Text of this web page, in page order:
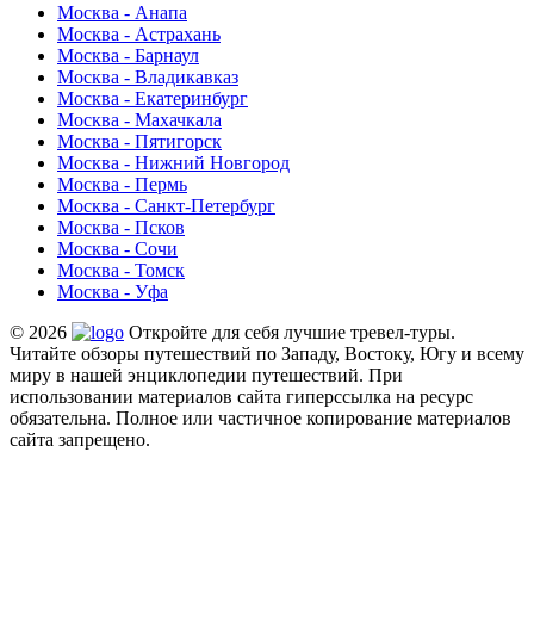
Москва - Анапа
Москва - Астрахань
Москва - Барнаул
Москва - Владикавказ
Москва - Екатеринбург
Москва - Махачкала
Москва - Пятигорск
Москва - Нижний Новгород
Москва - Пермь
Москва - Санкт-Петербург
Москва - Псков
Москва - Сочи
Москва - Томск
Москва - Уфа
© 2026
Откройте для себя лучшие тревел-туры.
Читайте обзоры путешествий по Западу, Востоку, Югу и всему
миру в нашей энциклопедии путешествий. При
использовании материалов сайта гиперссылка на ресурс
обязательна. Полное или частичное копирование материалов
сайта запрещено.